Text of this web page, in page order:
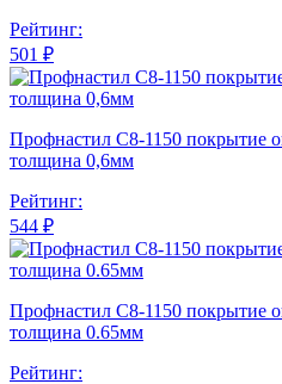
Рейтинг:
501 ₽
Профнастил С8-1150 покрытие
толщина 0,6мм
Рейтинг:
544 ₽
Профнастил С8-1150 покрытие
толщина 0.65мм
Рейтинг: